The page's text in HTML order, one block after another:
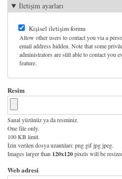
İletişim ayarları
Kişisel iletişim formu
Allow other users to contact you via a
email address hidden. Note that some
administrators are still able to contact you
feature.
Resim
Sanal yüzünüz ya da resminiz.
One file only.
100 KB limit.
İzin verilen dosya uzantıları: png gif jpg jpeg.
Images larger than 120x120pixels will be
Web adresi